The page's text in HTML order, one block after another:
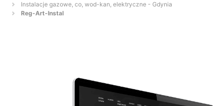
Instalacje gazowe, co, wod-kan, elektryczne - Gdynia
Reg-Art-Instal